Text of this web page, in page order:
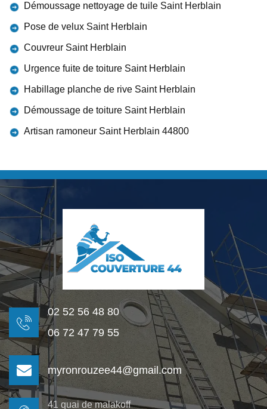
Démoussage nettoyage de tuile Saint Herblain
Pose de velux Saint Herblain
Couvreur Saint Herblain
Urgence fuite de toiture Saint Herblain
Habillage planche de rive Saint Herblain
Démoussage de toiture Saint Herblain
Artisan ramoneur Saint Herblain 44800
02 52 56 48 80
06 72 47 79 55
myronrouzee44@gmail.com
41 quai de malakoff